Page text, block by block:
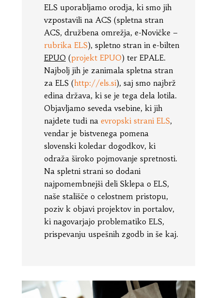
ELS uporabljamo orodja, ki smo jih
vzpostavili na ACS (spletna stran
ACS, družbena omrežja, e-Novičke –
rubrika ELS), spletno stran in e-bilten
EPUO (projekt EPUO) ter EPALE.
Najbolj jih je zanimala spletna stran
za ELS (http://els.si), saj smo najbrž
edina država, ki se je tega dela lotila.
Objavljamo seveda vsebine, ki jih
najdete tudi na evropski strani ELS,
vendar je bistvenega pomena
slovenski koledar dogodkov, ki
odraža široko pojmovanje spretnosti.
Na spletni strani so dodani
najpomembnejši deli Sklepa o ELS,
naše stališče o celostnem pristopu,
poziv k objavi projektov in portalov,
ki nagovarjajo problematiko ELS,
prispevanju uspešnih zgodb in še kaj.